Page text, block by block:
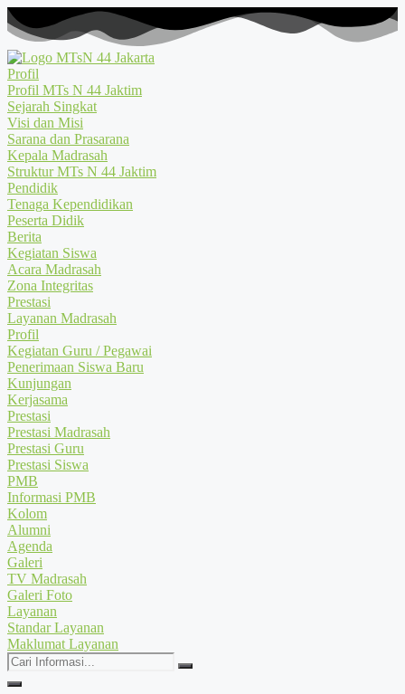
Profil
Profil MTs N 44 Jaktim
Sejarah Singkat
Visi dan Misi
Sarana dan Prasarana
Kepala Madrasah
Struktur MTs N 44 Jaktim
Pendidik
Tenaga Kependidikan
Peserta Didik
Berita
Kegiatan Siswa
Acara Madrasah
Zona Integritas
Prestasi
Layanan Madrasah
Profil
Kegiatan Guru / Pegawai
Penerimaan Siswa Baru
Kunjungan
Kerjasama
Prestasi
Prestasi Madrasah
Prestasi Guru
Prestasi Siswa
PMB
Informasi PMB
Kolom
Alumni
Agenda
Galeri
TV Madrasah
Galeri Foto
Layanan
Standar Layanan
Maklumat Layanan
Cari
Informasi...